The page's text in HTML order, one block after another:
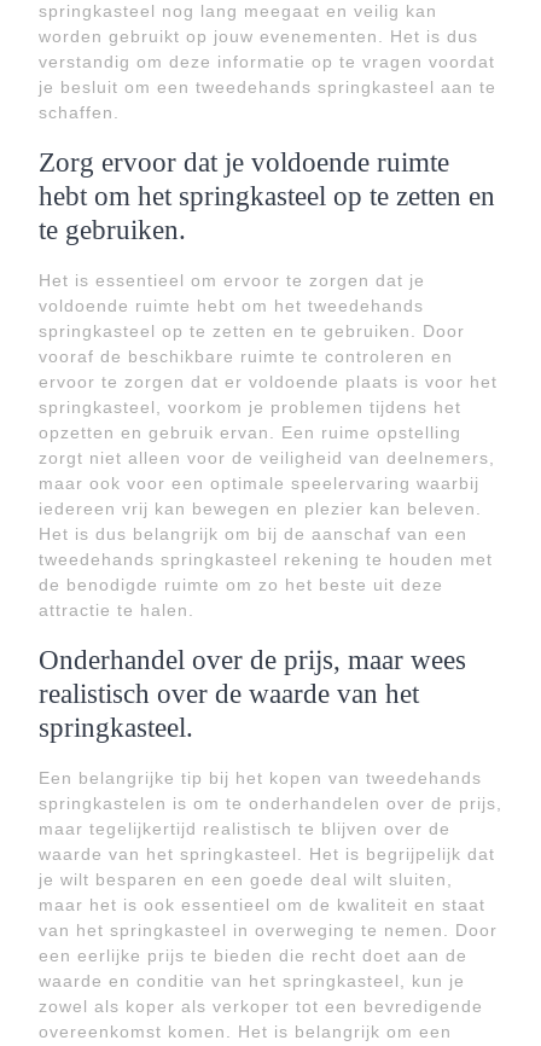
springkasteel nog lang meegaat en veilig kan
worden gebruikt op jouw evenementen. Het is dus
verstandig om deze informatie op te vragen voordat
je besluit om een tweedehands springkasteel aan te
schaffen.
Zorg ervoor dat je voldoende ruimte
hebt om het springkasteel op te zetten en
te gebruiken.
Het is essentieel om ervoor te zorgen dat je
voldoende ruimte hebt om het tweedehands
springkasteel op te zetten en te gebruiken. Door
vooraf de beschikbare ruimte te controleren en
ervoor te zorgen dat er voldoende plaats is voor het
springkasteel, voorkom je problemen tijdens het
opzetten en gebruik ervan. Een ruime opstelling
zorgt niet alleen voor de veiligheid van deelnemers,
maar ook voor een optimale speelervaring waarbij
iedereen vrij kan bewegen en plezier kan beleven.
Het is dus belangrijk om bij de aanschaf van een
tweedehands springkasteel rekening te houden met
de benodigde ruimte om zo het beste uit deze
attractie te halen.
Onderhandel over de prijs, maar wees
realistisch over de waarde van het
springkasteel.
Een belangrijke tip bij het kopen van tweedehands
springkastelen is om te onderhandelen over de prijs,
maar tegelijkertijd realistisch te blijven over de
waarde van het springkasteel. Het is begrijpelijk dat
je wilt besparen en een goede deal wilt sluiten,
maar het is ook essentieel om de kwaliteit en staat
van het springkasteel in overweging te nemen. Door
een eerlijke prijs te bieden die recht doet aan de
waarde en conditie van het springkasteel, kun je
zowel als koper als verkoper tot een bevredigende
overeenkomst komen. Het is belangrijk om een